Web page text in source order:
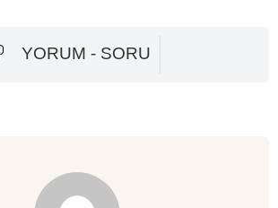
YORUM - SORU